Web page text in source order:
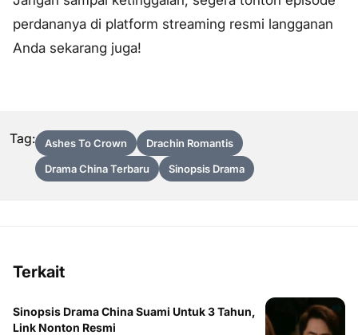
perdananya di platform streaming resmi langganan
Anda sekarang juga!
Tag: Ashes To Crown
Drachin Romantis
Drama China Terbaru
Sinopsis Drama
Terkait
Sinopsis Drama China Suami Untuk 3 Tahun,
Link Nonton Resmi